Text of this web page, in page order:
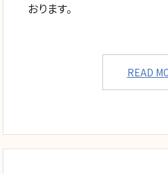
おります。
READ